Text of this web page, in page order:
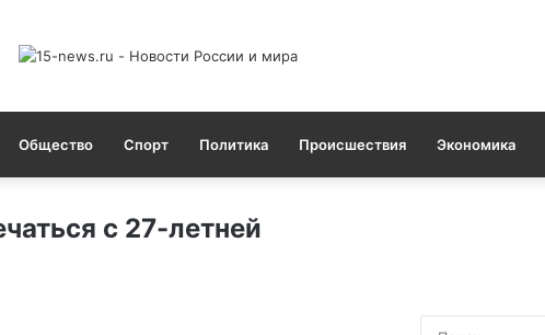
Общество Спорт Политика Происшествия Экономика
с 27-летней